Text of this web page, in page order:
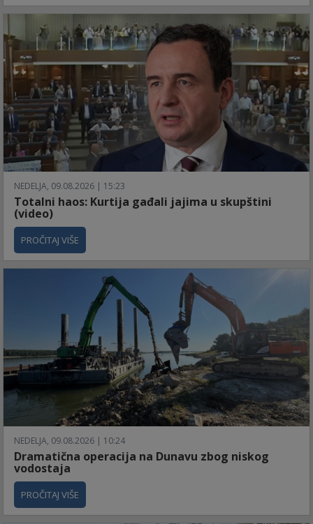
NEDELJA, 09.08.2026 | 15:23
Totalni haos: Kurtija gađali jajima u skupštini
(video)
PROČITAJ VIŠE
NEDELJA, 09.08.2026 | 10:24
Dramatična operacija na Dunavu zbog niskog
vodostaja
PROČITAJ VIŠE